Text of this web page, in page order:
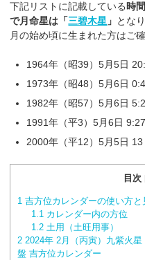
下記リストに記載している時
で月命星は「三碧木星 」 とな
月の始め頃に生まれた方はご確
1964年（昭39）5月5日
1973年（昭48）5月6日
1982年（昭57）5月6日
1991年（平3）5月6日 9:27
2000年（平12）5月5日
目次
1 吉方位カレンダーの使い方と
1.1 カレンダー内の方位
1.2 土用（土旺用事）
2 2024年 2月（丙寅）九紫火
盤 吉方位カレンダー